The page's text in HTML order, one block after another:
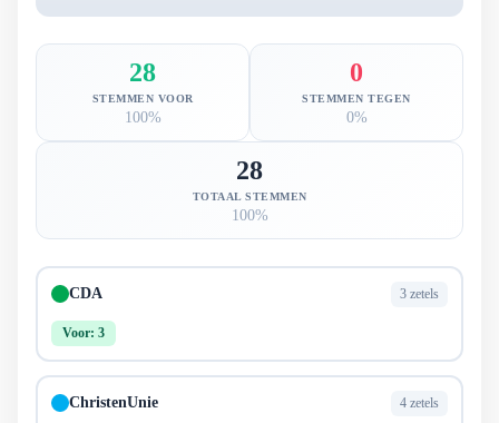
28
STEMMEN VOOR
100%
0
STEMMEN TEGEN
0%
28
TOTAAL STEMMEN
100%
CDA 3 zetels
Voor: 3
ChristenUnie 4 zetels